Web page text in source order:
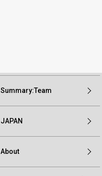
Summary:Team
JAPAN
About